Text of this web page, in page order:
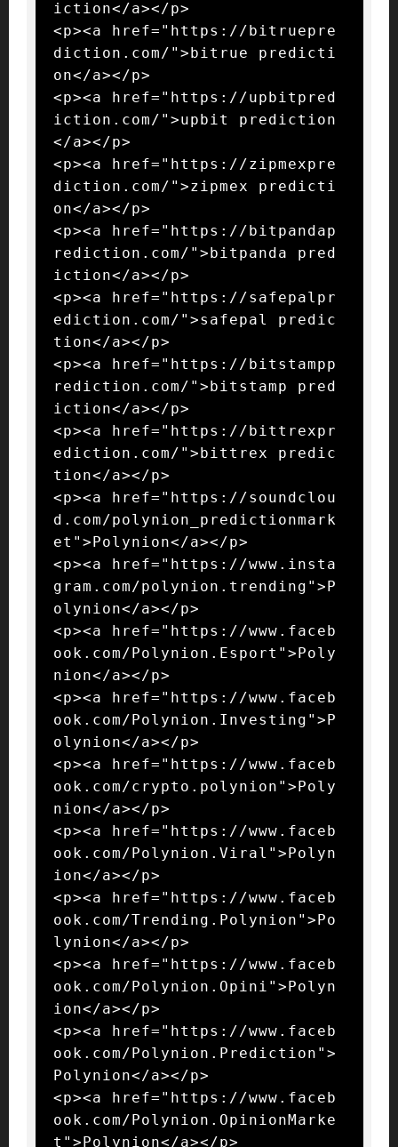
iction</a></p>
<p><a href="https://bitruepre
diction.com/">bitrue predicti
on</a></p>
<p><a href="https://upbitpred
iction.com/">upbit prediction
</a></p>
<p><a href="https://zipmexpre
diction.com/">zipmex predicti
on</a></p>
<p><a href="https://bitpandap
rediction.com/">bitpanda pred
iction</a></p>
<p><a href="https://safepalpr
ediction.com/">safepal predic
tion</a></p>
<p><a href="https://bitstampp
rediction.com/">bitstamp pred
iction</a></p>
<p><a href="https://bittrexpr
ediction.com/">bittrex predic
tion</a></p>
<p><a href="https://soundclou
d.com/polynion_predictionmark
et">Polynion</a></p>
<p><a href="https://www.insta
gram.com/polynion.trending">P
olynion</a></p>
<p><a href="https://www.faceb
ook.com/Polynion.Esport">Poly
nion</a></p>
<p><a href="https://www.faceb
ook.com/Polynion.Investing">P
olynion</a></p>
<p><a href="https://www.faceb
ook.com/crypto.polynion">Poly
nion</a></p>
<p><a href="https://www.faceb
ook.com/Polynion.Viral">Polyn
ion</a></p>
<p><a href="https://www.faceb
ook.com/Trending.Polynion">Po
lynion</a></p>
<p><a href="https://www.faceb
ook.com/Polynion.Opini">Polyn
ion</a></p>
<p><a href="https://www.faceb
ook.com/Polynion.Prediction">
Polynion</a></p>
<p><a href="https://www.faceb
ook.com/Polynion.OpinionMarke
t">Polynion</a></p>